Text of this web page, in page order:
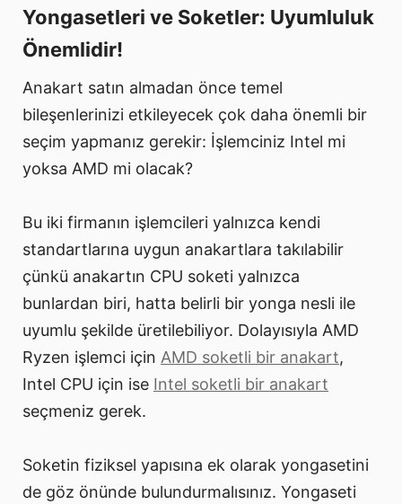
Yongasetleri ve Soketler: Uyumluluk
Önemlidir!
Anakart satın almadan önce temel
bileşenlerinizi etkileyecek çok daha önemli bir
seçim yapmanız gerekir: İşlemciniz Intel mi
yoksa AMD mi olacak?
Bu iki firmanın işlemcileri yalnızca kendi
standartlarına uygun anakartlara takılabilir
çünkü anakartın CPU soketi yalnızca
bunlardan biri, hatta belirli bir yonga nesli ile
uyumlu şekilde üretilebiliyor. Dolayısıyla AMD
Ryzen işlemci için AMD soketli bir anakart,
Intel CPU için ise Intel soketli bir anakart
seçmeniz gerek.
Soketin fiziksel yapısına ek olarak yongasetini
de göz önünde bulundurmalısınız. Yongaseti